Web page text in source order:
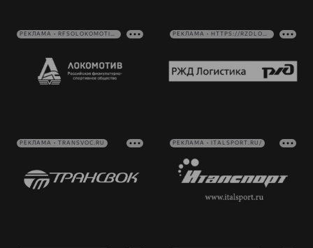
РЕКЛАМА • RFSOLOKOMOTIV.RU РЕКЛАМА • HTTPS://RZDLOG.RU/
РЕКЛАМА • TRANSVOC.RU РЕКЛАМА • ITALSPORT.RU/